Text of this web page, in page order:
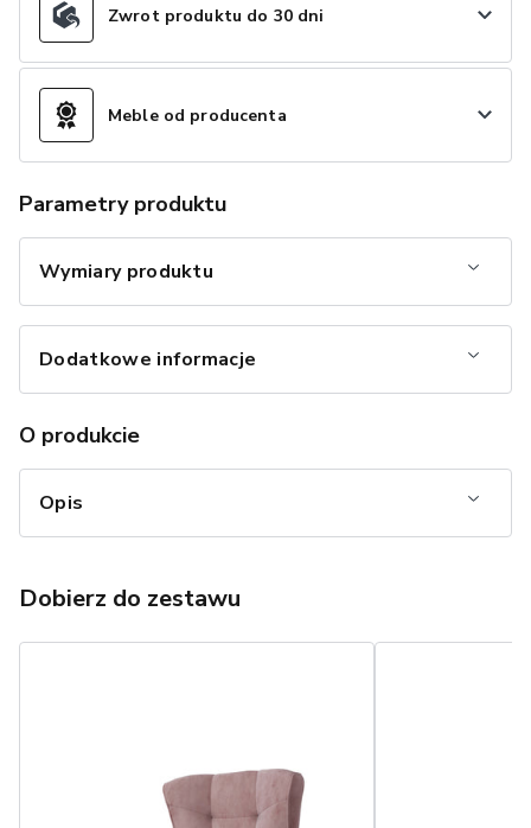
Zwrot produktu do 30 dni
Meble od producenta
Parametry produktu
Wymiary produktu
Dodatkowe informacje
O produkcie
Opis
Dobierz do zestawu